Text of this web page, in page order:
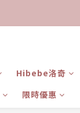
Hibebe洛奇
限時優惠